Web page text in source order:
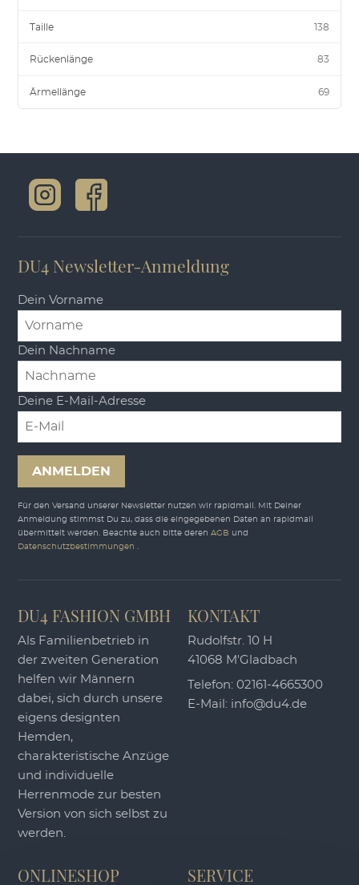
Taille 138
Rückenlänge 83
Ärmellänge 69
DU4 Newsletter-Anmeldung
Dein Vorname
Dein Nachname
Deine E-Mail-Adresse
ANMELDEN
Für den Versand unserer Newsletter nutzen wir rapidmail. Mit Deiner
Anmeldung stimmst Du zu, dass die eingegebenen Daten an rapidmail
übermittelt werden. Beachte auch bitte derenAGB und
Datenschutzbestimmungen
DU4 FASHION GMBH
Als Familienbetrieb in
der zweiten Generation
helfen wir Männern
dabei, sich durch unsere
eigens designten
Hemden,
charakteristische Anzüge
und individuelle
Herrenmode zur besten
Version von sich selbst zu
werden.
KONTAKT
Rudolfstr. 10 H
41068 M'Gladbach
Telefon:02161-4665300
E-Mail: info@du4.de
ONLINESHOP SERVICE